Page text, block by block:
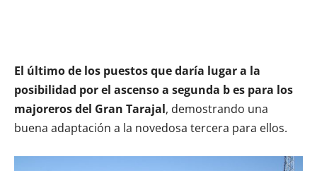
El último de los puestos que daría lugar a la
posibilidad por el ascenso a segunda b es para los
majoreros del Gran Tarajal, demostrando una
buena adaptación a la novedosa tercera para ellos.